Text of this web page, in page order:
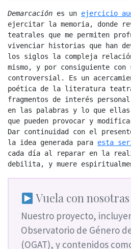
Demarcación es un ejercicio
ejercitar la memoria, donde
teatrales que me permiten
vivenciar historias que han
los siglos la compleja
mismo, y por consiguiente con
controversial. Es un
poética de la literatura
fragmentos de interés
en las palabras y lo que
que pueden provocar y
Dar continuidad con el
la idea generada para esta
cada día al reparar en la
debilita, y muere
Vuela con nosotras
Nuestro proyecto,
Observatorio de Género
(OGAT), y contenidos